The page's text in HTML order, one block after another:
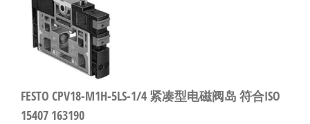
FESTO CPV18-M1H-5LS-1/4 紧凑型电磁阀岛 符合ISO
15407 163190